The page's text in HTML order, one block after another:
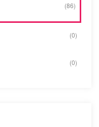
(86)
(0)
(0)